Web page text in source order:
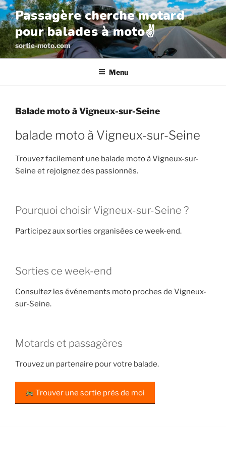
Aller
au
contenu
principal
Passagère cherche motard
pour balades à moto✌️
sortie-moto.com
Menu
Balade moto à Vigneux-sur-Seine
balade moto à Vigneux-sur-Seine
Trouvez facilement une balade moto à Vigneux-sur-
Seine et rejoignez des passionnés.
Pourquoi choisir Vigneux-sur-Seine ?
Participez aux sorties organisées ce week-end.
Sorties ce week-end
Consultez les événements moto proches de Vigneux-
sur-Seine.
Motards et passagères
Trouvez un partenaire pour votre balade.
Trouver une sortie près de moi